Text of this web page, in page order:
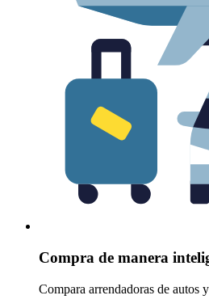
Compra de manera
Compara arrendadoras de autos